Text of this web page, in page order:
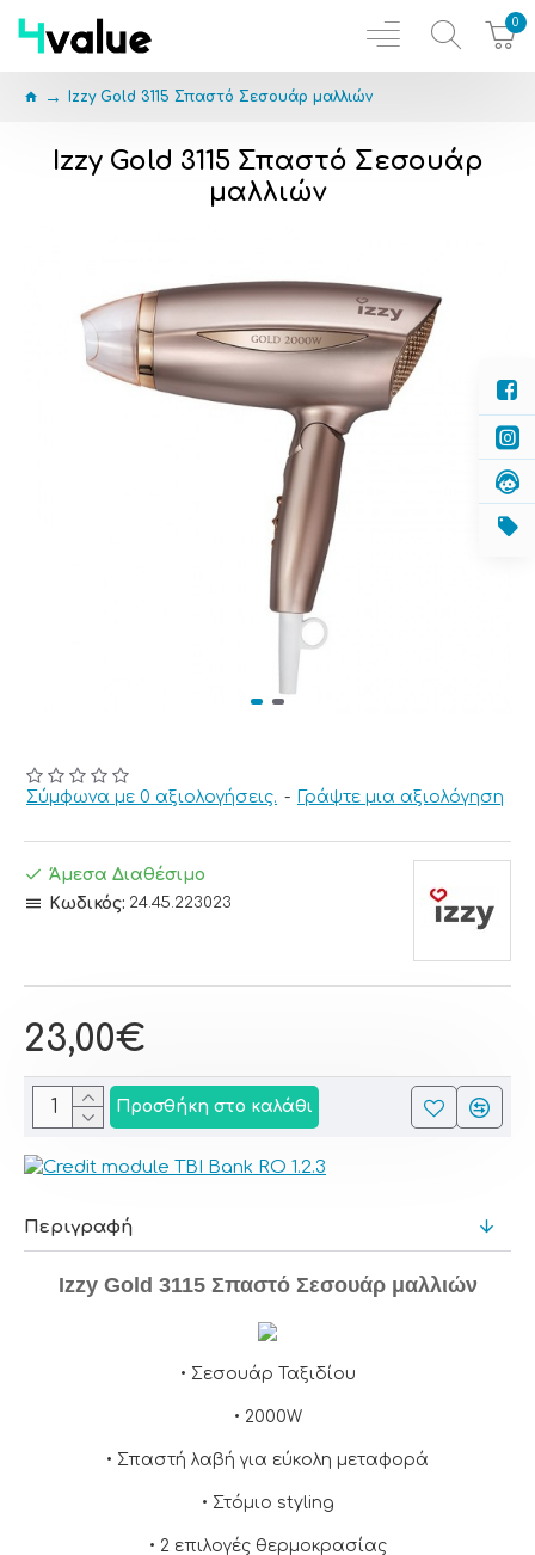
0
Izzy Gold 3115 Σπαστό Σεσουάρ μαλλιών
Izzy Gold 3115 Σπαστό Σεσουάρ
μαλλιών
Σύμφωνα με 0 αξιολογήσεις. - Γράψτε μια αξιολόγηση
23,00€
Άμεσα Διαθέσιμο
Κωδικός: 24.45.223023
Προσθήκη στο καλάθι
Περιγραφή
Izzy Gold 3115 Σπαστό Σεσουάρ μαλλιών
• Σεσουάρ Ταξιδίου
• 2000W
• Σπαστή λαβή για εύκολη μεταφορά
• Στόμιο styling
• 2 επιλογές θερμοκρασίας